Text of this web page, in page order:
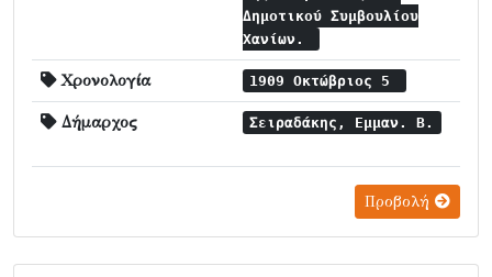
Δημοτικού Συμβουλίου
Χανίων.
Χρονολογία 1909 Οκτώβριος 5
Δήμαρχος Σειραδάκης, Εμμαν. Β.
Προβολή